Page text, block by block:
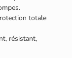
totale
résistant,